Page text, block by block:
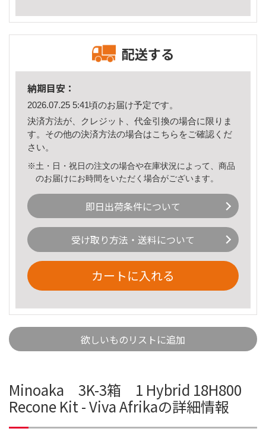
配送する
納期目安：
2026.07.25 5:41頃のお届け予定です。
決済方法が、クレジット、代金引換の場合に限りま
す。その他の決済方法の場合はこちら をご確認くだ
さい。
※土・日・祝日の注文の場合や在庫状況によって、商品
のお届けにお時間をいただく場合がございます。
即日出荷条件について
受け取り方法・送料について
カートに入れる
欲しいものリストに追加
Minoaka 3K-3箱 1 Hybrid 18H800
Recone Kit - Viva Afrikaの詳細情報